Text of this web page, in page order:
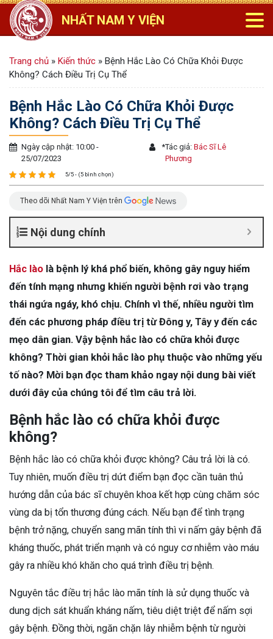
NHẤT NAM Y VIỆN
Trang chủ » Kiến thức » Bệnh Hắc Lào Có Chữa Khỏi Được
Không? Cách Điều Trị Cụ Thể
Bệnh Hắc Lào Có Chữa Khỏi Được
Không? Cách Điều Trị Cụ Thể
Ngày cập nhật: 10:00 -
25/07/2023
*Tác giả:Bác Sĩ Lê
Phương
5/5 - (5 bình chọn)
Theo dõi Nhất Nam Y Viện trên
Nội dung chính
Hắc lào là bệnh lý khá phổ biến, không gây nguy hiểm
đến tính mạng nhưng khiến người bệnh rơi vào trạng
thái ngứa ngáy, khó chịu. Chính vì thế, nhiều người tìm
đến các phương pháp điều trị từ Đông y, Tây y đến các
mẹo dân gian. Vậy bệnh hắc lào có chữa khỏi được
không? Thời gian khỏi hắc lào phụ thuộc vào những yếu
tố nào? Mời bạn đọc tham khảo ngay nội dung bài viết
dưới đây của chúng tôi để tìm câu trả lời.
Bệnh hắc lào có chữa khỏi được
không?
Bệnh hắc lào có chữa khỏi được không? Câu trả lời là có.
Tuy nhiên, muốn điều trị dứt điểm bạn đọc cần tuân thủ
hướng dẫn của bác sĩ chuyên khoa kết hợp cùng chăm sóc
vùng da bị tổn thương đúng cách. Nếu bạn để tình trạng
bệnh trở nặng, chuyển sang mãn tính thì vi nấm gây bệnh đã
kháng thuốc, phát triển mạnh và có nguy cơ nhiễm vào máu
gây ra nhiều khó khăn cho quá trình điều trị bệnh.
Nguyên tắc điều trị hắc lào mãn tính là sử dụng thuốc và
dung dịch sát khuẩn kháng nấm, tiêu diệt triệt để nấm sợi
gây bệnh. Đồng thời, ngăn chặn lây nhiễm bệnh từ người